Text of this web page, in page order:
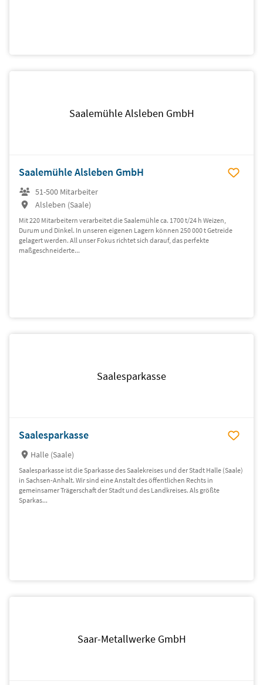
Saalemühle Alsleben GmbH
Saalemühle Alsleben GmbH
51-500 Mitarbeiter
Alsleben (Saale)
Mit 220 Mitarbeitern verarbeitet die Saalemühle ca. 1700 t/24 h Weizen,
Durum und Dinkel. In unseren eigenen Lagern können 250 000 t Getreide
gelagert werden. All unser Fokus richtet sich darauf, das perfekte
maßgeschneiderte...
Saalesparkasse
Saalesparkasse
Halle (Saale)
Saalesparkasse ist die Sparkasse des Saalekreises und der Stadt Halle (Saale)
in Sachsen-Anhalt. Wir sind eine Anstalt des öffentlichen Rechts in
gemeinsamer Trägerschaft der Stadt und des Landkreises. Als größte
Sparkas...
Saar-Metallwerke GmbH